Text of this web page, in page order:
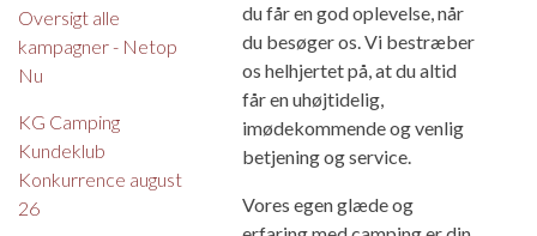
Oversigt alle
kampagner - Netop
Nu
KG Camping
Kundeklub
Konkurrence august
26
du får en god oplevelse, når
du besøger os. Vi bestræber
os helhjertet på, at du altid
får en uhøjtidelig,
imødekommende og venlig
betjening og service.
Vores egen glæde og